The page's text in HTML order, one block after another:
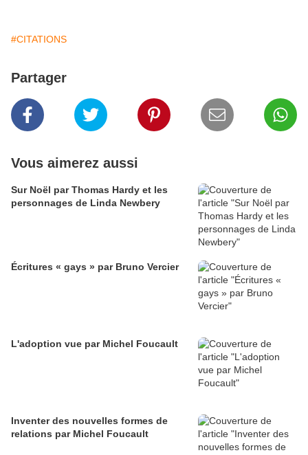
#CITATIONS
Partager
Vous aimerez aussi
Sur Noël par Thomas Hardy et les
personnages de Linda Newbery
Écritures « gays » par Bruno Vercier
L'adoption vue par Michel Foucault
Inventer des nouvelles formes de
relations par Michel Foucault